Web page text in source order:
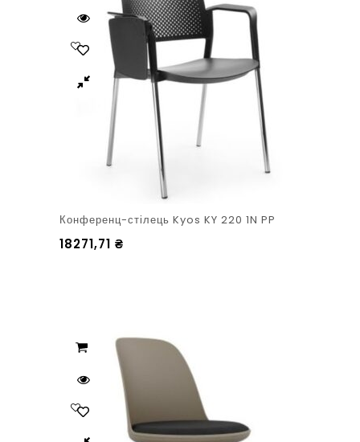
Конференц-стілець Kyos KY 220 1N PP
18271,71 ₴